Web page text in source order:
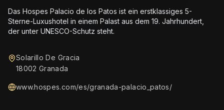
Das Hospes Palacio de los Patos ist ein erstklassiges 5-
Sterne-Luxushotel in einem Palast aus dem 19. Jahrhundert,
der unter UNESCO-Schutz steht.
Solarillo De Gracia
18002 Granada
www.hospes.com/es/granada-palacio_patos/